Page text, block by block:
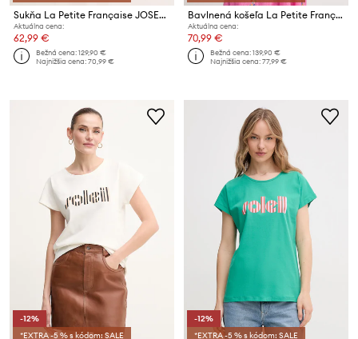
Sukňa La Petite Française JOSETTE
Aktuálna cena:
62,99 €
Bežná cena:129,90 €
Najnižšia cena:70,99 €
Bavlnená košeľa La Petite Française CHEN
Aktuálna cena:
70,99 €
Bežná cena:139,90 €
Najnižšia cena:77,99 €
-12%
*EXTRA -5 % s kódom: SALE
-12%
*EXTRA -5 % s kódom: SALE